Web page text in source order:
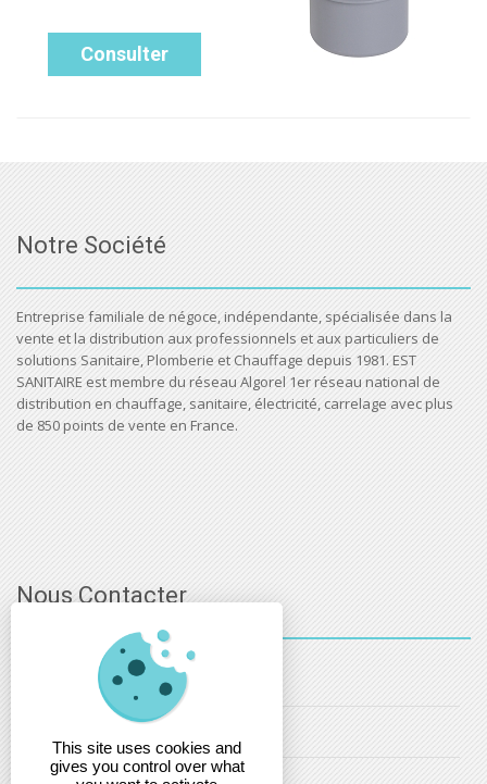
Consulter
Notre Société
Entreprise familiale de négoce, indépendante, spécialisée dans la
vente et la distribution aux professionnels et aux particuliers de
solutions Sanitaire, Plomberie et Chauffage depuis 1981. EST
SANITAIRE est membre du réseau Algorel 1er réseau national de
distribution en chauffage, sanitaire, électricité, carrelage avec plus
de 850 points de vente en France.
Nous Contacter
03 - 88 - 32 - 86 - 52
This site uses cookies and
gives you control over what